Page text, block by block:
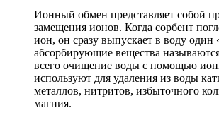
Ионный обмен представляет собой
замещения ионов. Когда сорбент
ион, он сразу выпускает в воду
абсорбирующие вещества
всего очищение воды с помощью
используют для удаления из воды
металлов, нитритов, избыточного
магния.